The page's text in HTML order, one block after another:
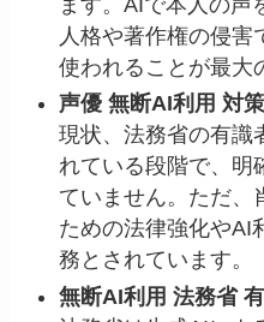
人格や著作権の侵害
使われることが最大
声優 無断AI利用 対策
現状、法務省の有識
れている段階で、明
ていません。ただ、
ための法律強化やAI
務とされています。
無断AI利用 法務省